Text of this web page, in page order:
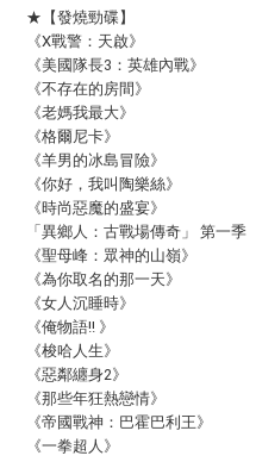
★ 【發燒勁碟】
《X戰警：天啟》
《美國隊長3：英雄內戰》
《不存在的房間》
《老媽我最大》
《格爾尼卡》
《羊男的冰島冒險》
《你好，我叫陶樂絲》
《時尚惡魔的盛宴》
「異鄉人：古戰場傳奇」 第一季
《聖母峰：眾神的山嶺》
《為你取名的那一天》
《女人沉睡時》
《俺物語!! 》
《梭哈人生》
《惡鄰纏身2》
《那些年狂熱戀情》
《帝國戰神：巴霍巴利王》
《一拳超人》